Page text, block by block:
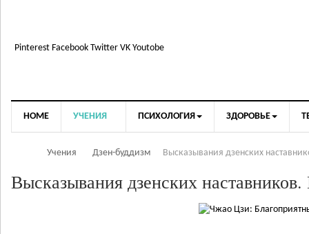
Pinterest Facebook Twitter VK Youtobe
HOME УЧЕНИЯ ПСИХОЛОГИЯ ЗДОРОВЬЕ
Учения Дзен-буддизм Высказывания дзенских
Высказывания дзенских наставников.